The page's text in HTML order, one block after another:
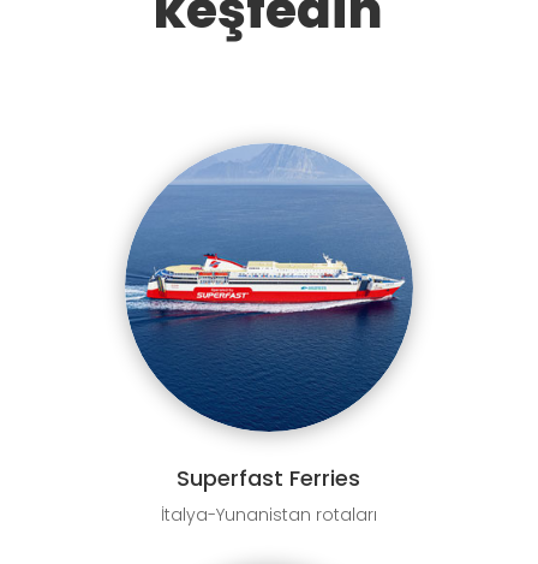
Superfast Ferries
İtalya-Yunanistan rotaları